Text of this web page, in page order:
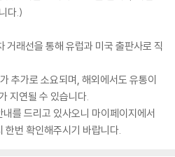
다.)
거래선을 통해 유럽과 미국 출판사로 직
추가로 소요되며, 해외에서도 유통이
지연될 수 있습니다.
를 드리고 있사오니 마이페이지에서
한번 확인해주시기 바랍니다.